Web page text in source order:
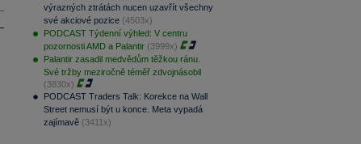
výrazných ztrátách nucen uzavřít všechny
své akciové pozice (4503x)
PODCAST Týdenní výhled: V centru
pozornosti AMD a Palantir (3999x)
Palantir zasadil medvědům těžkou ránu.
Své tržby meziročně téměř zdvojnásobil
(3830x)
PODCAST Traders Talk: Korekce na Wall
Street nemusí být u konce. Meta vypadá
zajímavě (3411x)